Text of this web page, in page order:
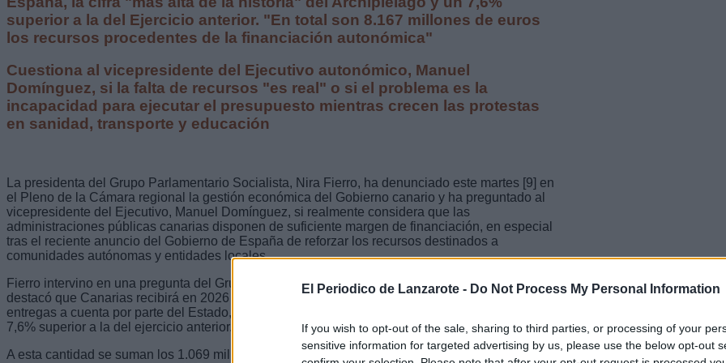
El Periodico de Lanzarote - Do Not Process My Personal Information
If you wish to opt-out of the sale, sharing to third parties, or processing of your
sensitive information for targeted advertising by us, please use the below opt-out
superior a la del Ejercicio anterior. "En total son 8.167 millones de euros
los recursos procedentes de la financiación autonómica"
Cuestiona al vicepresidente del Ejecutivo autonómico, Manuel
Domínguez, si la falta de recursos "es real" o si el problema es la
incapacidad para ejecutar el presupuesto mientras crecen las protestas
en sanidad, transporte y educación
La presidenta del Grupo Parlamentario Socialista, Nira Fierro, ha denunciado este martes [9] en
el Pleno de la Cámara regional la gestión económica del Gobierno canario y ha preguntado al
vicepresidente del Ejecutivo, Manuel Domínguez, si realmente considera que las
administraciones públicas canarias disponen de suficiente margen de financiación, en especial
tras el reciente anuncio del Gobierno de España de reforzar los recursos destinados a
comunidades autónomas y entidades locales.
Fierro intervino en una pregunta del Grupo Socialista al vicepresidente del Gobierno, en la que
destacó que Canarias recibirá en 2026 un total de 7.098 millones de euros en concepto de
entregas a cuenta por parte del Estado, la cifra "más alta de la historia" del Archipiélago y un
7,6% superior a la del ejercicio anterior.
A esta cantidad se suman los 1.069 millones de euros correspondientes a la liquidación de